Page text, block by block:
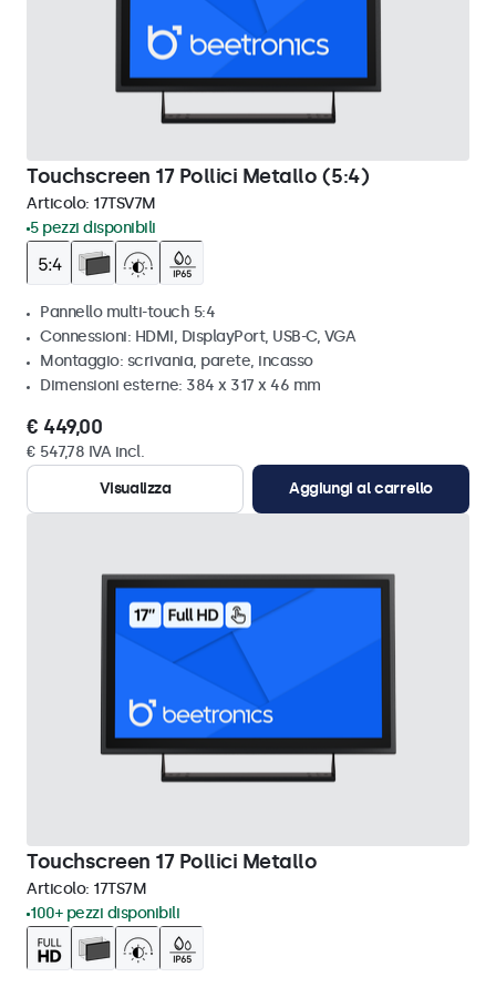
Touchscreen 17 Pollici Metallo (5:4)
Articolo: 17TSV7M
5 pezzi disponibili
Pannello multi-touch 5:4
Connessioni: HDMI, DisplayPort, USB-C, VGA
Montaggio: scrivania, parete, incasso
Dimensioni esterne: 384 x 317 x 46 mm
€ 449,00
€ 547,78 IVA incl.
Visualizza
Aggiungi al carrello
Touchscreen 17 Pollici Metallo
Articolo: 17TS7M
100+ pezzi disponibili